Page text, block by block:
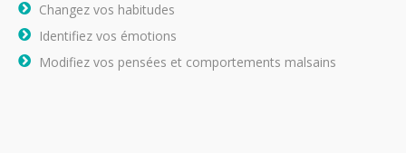
Changez vos habitudes
Identifiez vos émotions
Modifiez vos pensées et comportements malsains